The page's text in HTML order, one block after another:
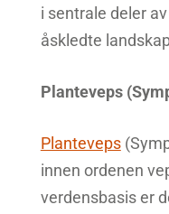
i sentrale deler
åskledte
Planteveps
Planteveps
innen ordenen
verdensbasis er